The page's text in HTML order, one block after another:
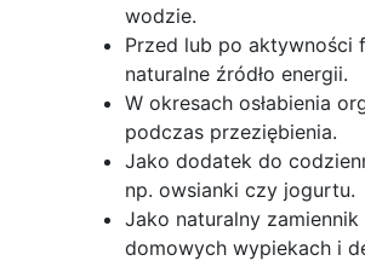
wodzie.
Przed lub po aktywności
naturalne źródło energii.
W okresach osłabienia
podczas przeziębienia.
Jako dodatek do
np. owsianki czy jogurtu.
Jako naturalny
domowych wypiekach i